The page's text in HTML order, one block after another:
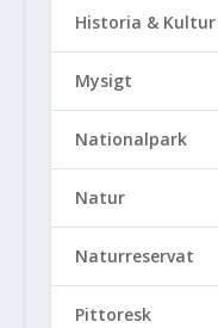
Historia & Kultur
Mysigt
Nationalpark
Natur
Naturreservat
Pittoresk